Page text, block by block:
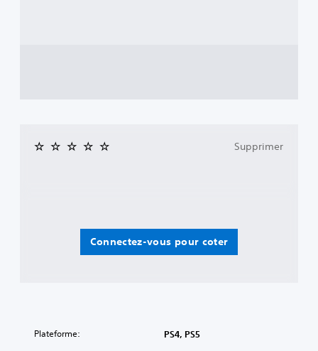
Connectez-vous pour coter
Supprimer
Plateforme: PS4, PS5